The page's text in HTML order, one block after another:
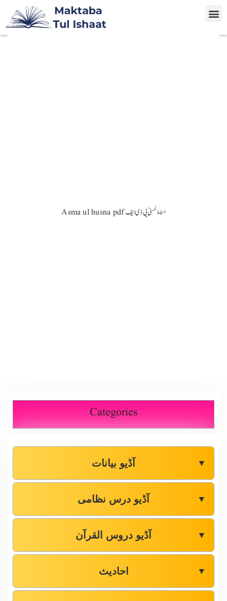
Asma ul husna pdf اسماء الحسنیٰ پی ڈی ایف
Categories
آڈیو بیانات ▼
آڈیو درس نظامی ▼
آڈیو دروس القرآن ▼
احادیث ▼